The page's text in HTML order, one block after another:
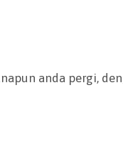
anda pergi,